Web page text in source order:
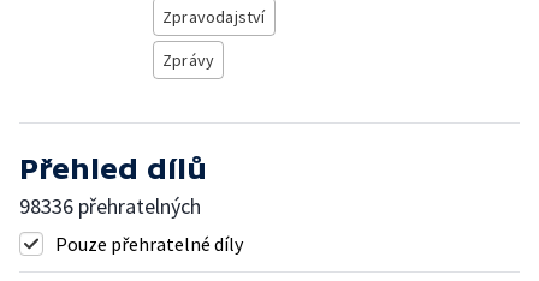
Zpravodajství
Zprávy
Přehled dílů
98336 přehratelných
Pouze přehratelné díly